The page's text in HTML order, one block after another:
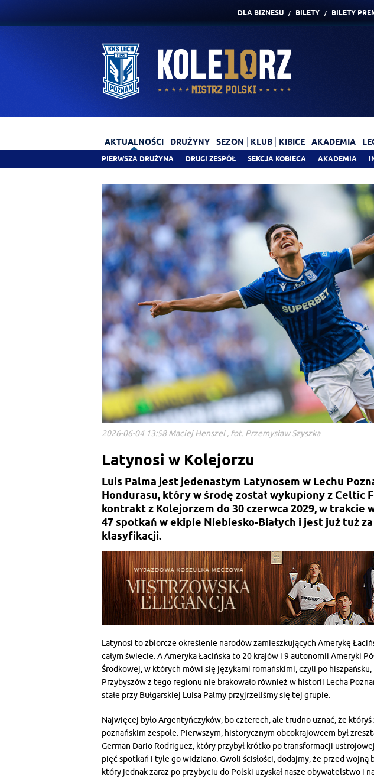
DLA BIZNESU BILETY BILETY
AKTUALNOŚCI
PIERWSZA DRUŻYNA DRUGI ZESPÓŁ SEKCJA KOBIECA AKADEMIA
DRUŻYNY SEZON KLUB KIBICE AKADEMIA
2026-06-04 13:58 Maciej Henszel , fot. Przemysław Szyszka
Latynosi w Kolejorzu
Luis Palma jest jedenastym Latynosem w Lechu
Hondurasu, który w środę został wykupiony z Celtic
kontrakt z Kolejorzem do 30 czerwca 2029, w trakcie
47 spotkań w ekipie Niebiesko-Białych i jest już tuż
klasyfikacji.
Latynosi to zbiorcze określenie narodów zamieszkujących Amerykę
całym świecie. A Ameryka Łacińska to 20 krajów i 9 autonomii Ameryki
Środkowej, w których mówi się językami romańskimi, czyli po
Przybyszów z tego regionu nie brakowało również w historii Lecha
stałe przy Bułgarskiej Luisa Palmy przyjrzeliśmy się tej grupie.
Najwięcej było Argentyńczyków, bo czterech, ale trudno uznać, że któryś
poznańskim zespole. Pierwszym, historycznym obcokrajowcem był
German Dario Rodriguez, który przybył krótko po transformacji
pięć spotkań i tyle go widziano. Gwoli ścisłości, dodajmy, że przed wojną
który jednak zaraz po przybyciu do Polski uzyskał nasze obywatelstwo i